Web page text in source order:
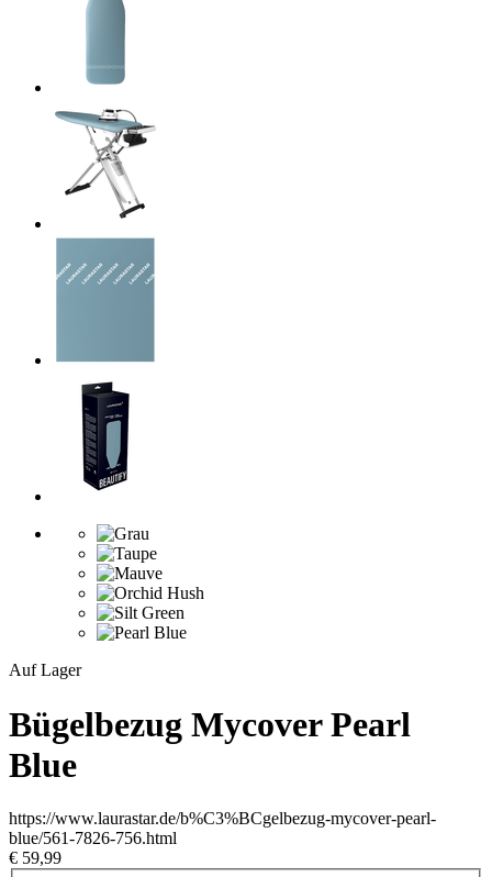
Auf Lager
Bügelbezug Mycover Pearl
Blue
https://www.laurastar.de/b%C3%BCgelbezug-mycover-pearl-
blue/561-7826-756.html
€ 59,99